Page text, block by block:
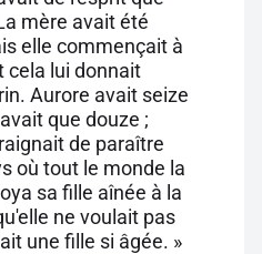
mère avait été
elle commençait à
cela lui donnait
Aurore avait seize
que douze ;
de paraître
où tout le monde la
sa fille aînée à la
ne voulait pas
une fille si âgée. »